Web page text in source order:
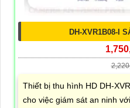
DH-XVR1B08-I
Thiết bị thu hình HD DH-
cho việc giám sát an ninh